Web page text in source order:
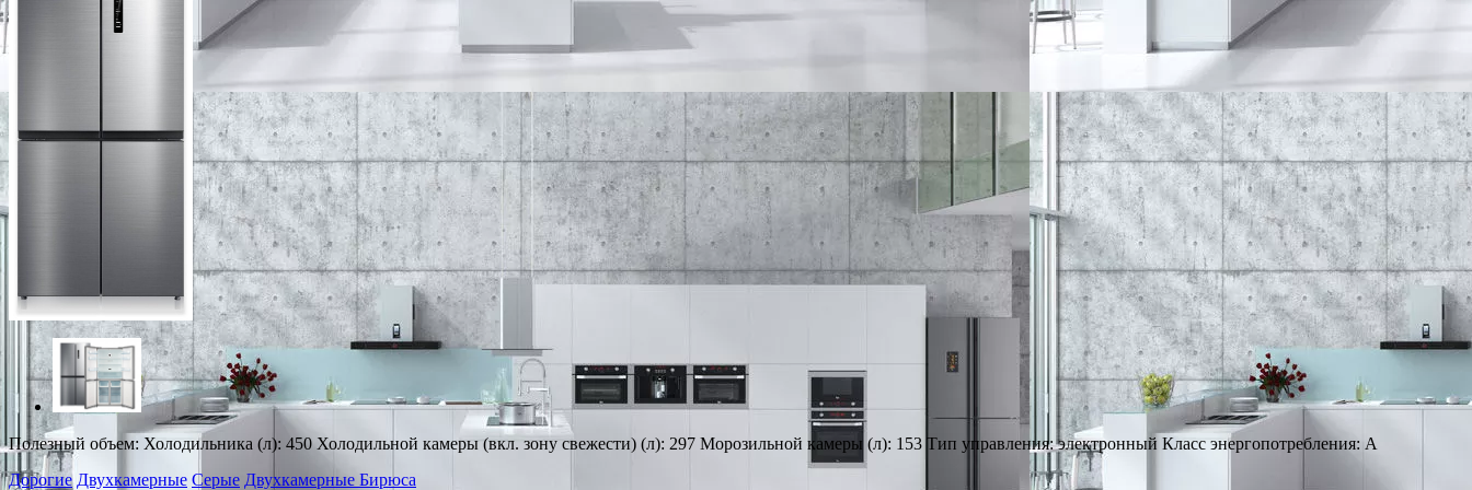
Полезный объем: Холодильника (л): 450 Холодильной камеры (вкл. зону свежести) (л): 297 Морозильной камеры (л): 153 Тип управления: электронный Класс энергопотребления: А
Дорогие Двухкамерные Серые Двухкамерные Бирюса